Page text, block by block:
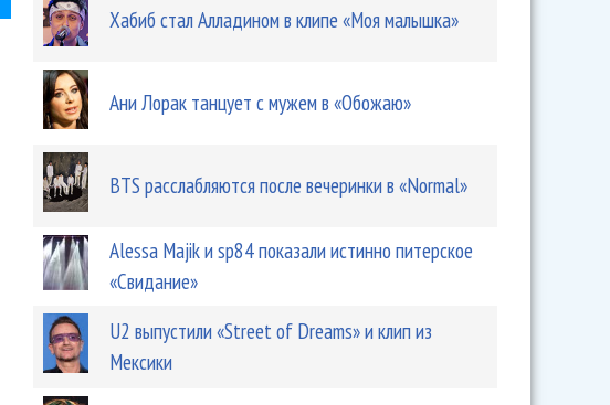
Хабиб стал Алладином в клипе «Моя малышка»
Ани Лорак танцует с мужем в «Обожаю»
BTS расслабляются после вечеринки в «Normal»
Alessa Majik и sp84 показали истинно питерское
«Свидание»
U2 выпустили «Street of Dreams» и клип из
Мексики